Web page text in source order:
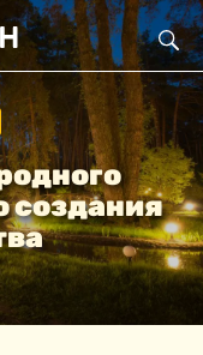
создания